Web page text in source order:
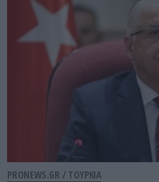
PRONEWS.GR / ΤΟΥΡΚΙΑ